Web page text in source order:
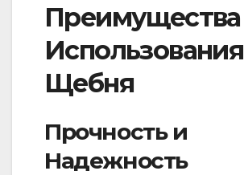
Преимущества
Использования
Щебня
Прочность и
Надежность